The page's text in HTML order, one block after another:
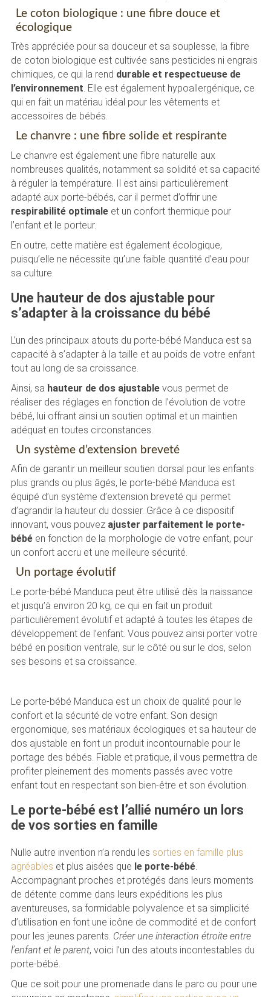
Le coton biologique : une fibre douce et
écologique
Très appréciée pour sa douceur et sa souplesse, la fibre
de coton biologique est cultivée sans pesticides ni engrais
chimiques, ce qui la rend durable et respectueuse de
l’environnement. Elle est également hypoallergénique, ce
qui en fait un matériau idéal pour les vêtements et
accessoires de bébés.
Le chanvre : une fibre solide et respirante
Le chanvre est également une fibre naturelle aux
nombreuses qualités, notamment sa solidité et sa capacité
à réguler la température. Il est ainsi particulièrement
adapté aux porte-bébés, car il permet d’offrir une
respirabilité optimaleet un confort thermique pour
l’enfant et le porteur.
En outre, cette matière est également écologique,
puisqu’elle ne nécessite qu’une faible quantité d’eau pour
sa culture.
Une hauteur de dos ajustable pour
s’adapter à la croissance du bébé
L’un des principaux atouts du porte-bébé Manduca est sa
capacité à s’adapter à la taille et au poids de votre enfant
tout au long de sa croissance.
Ainsi, sa hauteur de dos ajustablevous permet de
réaliser des réglages en fonction de l’évolution de votre
bébé, lui offrant ainsi un soutien optimal et un maintien
adéquat en toutes circonstances.
Un système d’extension breveté
Afin de garantir un meilleur soutien dorsal pour les enfants
plus grands ou plus âgés, le porte-bébé Manduca est
équipé d’un système d’extension breveté qui permet
d’agrandir la hauteur du dossier. Grâce à ce dispositif
innovant, vous pouvez ajuster parfaitement le porte-
bébéen fonction de la morphologie de votre enfant, pour
un confort accru et une meilleure sécurité.
Un portage évolutif
Le porte-bébé Manduca peut être utilisé dès la naissance
et jusqu’à environ 20 kg, ce qui en fait un produit
particulièrement évolutif et adapté à toutes les étapes de
développement de l’enfant. Vous pouvez ainsi porter votre
bébé en position ventrale, sur le côté ou sur le dos, selon
ses besoins et sa croissance.
Le porte-bébé Manduca est un choix de qualité pour le
confort et la sécurité de votre enfant. Son design
ergonomique, ses matériaux écologiques et sa hauteur de
dos ajustable en font un produit incontournable pour le
portage des bébés. Fiable et pratique, il vous permettra de
profiter pleinement des moments passés avec votre
enfant tout en respectant son bien-être et son évolution.
Le porte-bébé est l’allié numéro un lors
de vos sorties en famille
Nulle autre invention n’a rendu les sorties en famille plus
agréables et plus aisées que le porte-bébé.
Accompagnant proches et protégés dans leurs moments
de détente comme dans leurs expéditions les plus
aventureuses, sa formidable polyvalence et sa simplicité
d’utilisation en font une icône de commodité et de confort
pour les jeunes parents. Créer une interaction étroite entre
l’enfant et le parent, voici l’un des atouts incontestables du
porte-bébé.
Que ce soit pour une promenade dans le parc ou pour une